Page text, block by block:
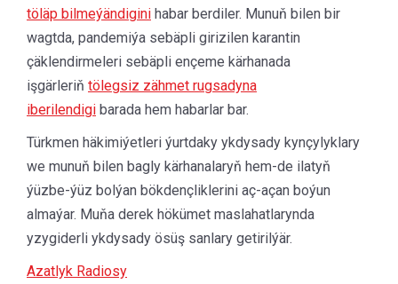
töläp bilmeýändigini habar berdiler. Munuň bilen bir
wagtda, pandemiýa sebäpli girizilen karantin
çäklendirmeleri sebäpli ençeme kärhanada
işgärleriň tölegsiz zähmet rugsadyna
iberilendigi barada hem habarlar bar.
Türkmen häkimiýetleri ýurtdaky ykdysady kynçylyklary
we munuň bilen bagly kärhanalaryň hem-de ilatyň
ýüzbe-ýüz bolýan bökdençliklerini aç-açan boýun
almaýar. Muňa derek hökümet maslahatlarynda
yzygiderli ykdysady ösüş sanlary getirilýär.
Azatlyk Radiosy